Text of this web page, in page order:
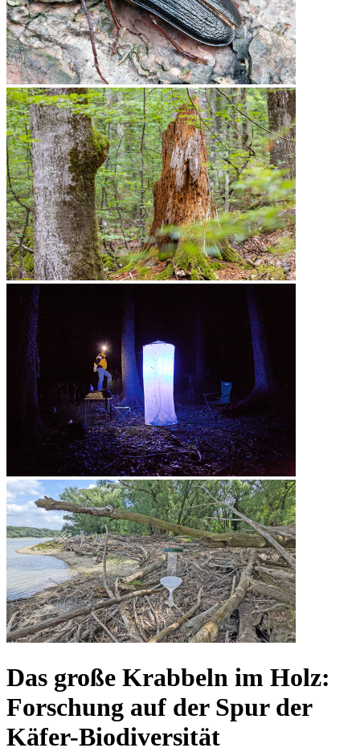
Das große Krabbeln im Holz:
Forschung auf der Spur der
Käfer-Biodiversität